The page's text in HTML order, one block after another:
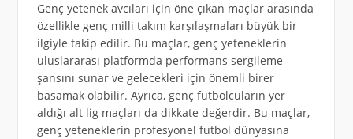
Genç yetenek avcıları için öne çıkan maçlar arasında
özellikle genç milli takım karşılaşmaları büyük bir
ilgiyle takip edilir. Bu maçlar, genç yeteneklerin
uluslararası platformda performans sergileme
şansını sunar ve gelecekleri için önemli birer
basamak olabilir. Ayrıca, genç futbolcuların yer
aldığı alt lig maçları da dikkate değerdir. Bu maçlar,
genç yeteneklerin profesyonel futbol dünyasına